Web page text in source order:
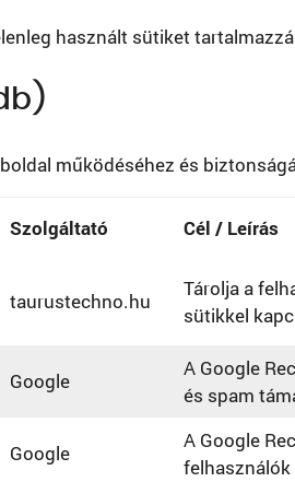
használt sütiket
működéséhez és
Szolgáltató Cél / Leírás
taurustechno.hu
Tárolja a
sütikkel
Google
A Google
és spam
Google
A Google